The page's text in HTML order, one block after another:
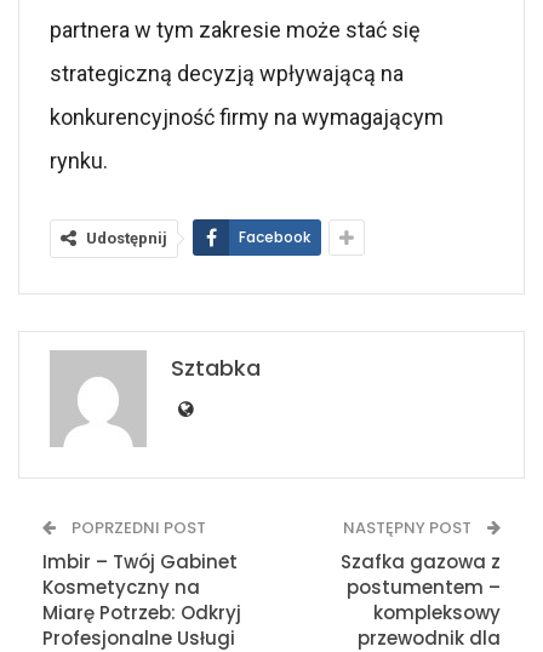
partnera w tym zakresie może stać się
strategiczną decyzją wpływającą na
konkurencyjność firmy na wymagającym
rynku.
Udostępnij Facebook
Sztabka
POPRZEDNI POST
Imbir – Twój Gabinet
Kosmetyczny na
Miarę Potrzeb: Odkryj
Profesjonalne Usługi
NASTĘPNY POST
Szafka gazowa z
postumentem –
kompleksowy
przewodnik dla